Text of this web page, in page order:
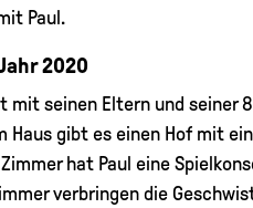
Paul.
2020
mit seinen Eltern und seiner
Haus gibt es einen Hof mit
hat Paul eine
verbringen die